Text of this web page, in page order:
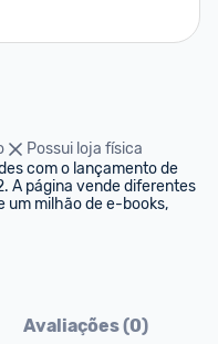
Possui loja física
com o lançamento de
A página vende diferentes
um milhão de e-books,
Avaliações (0)